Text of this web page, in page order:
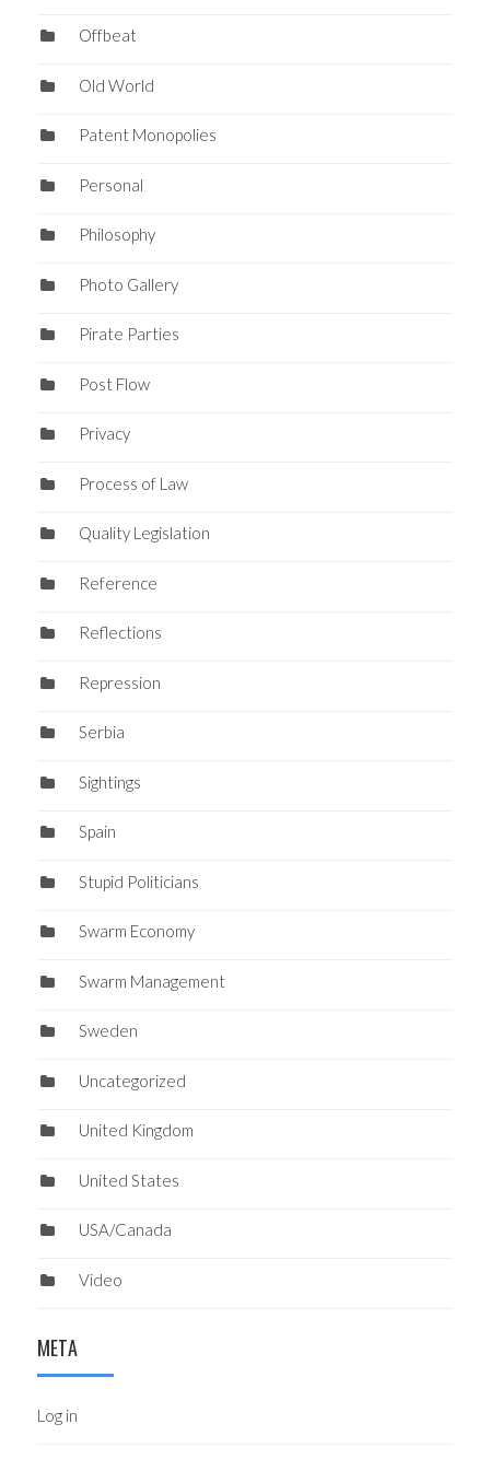
Offbeat
Old World
Patent Monopolies
Personal
Philosophy
Photo Gallery
Pirate Parties
Post Flow
Privacy
Process of Law
Quality Legislation
Reference
Reflections
Repression
Serbia
Sightings
Spain
Stupid Politicians
Swarm Economy
Swarm Management
Sweden
Uncategorized
United Kingdom
United States
USA/Canada
Video
META
Log in